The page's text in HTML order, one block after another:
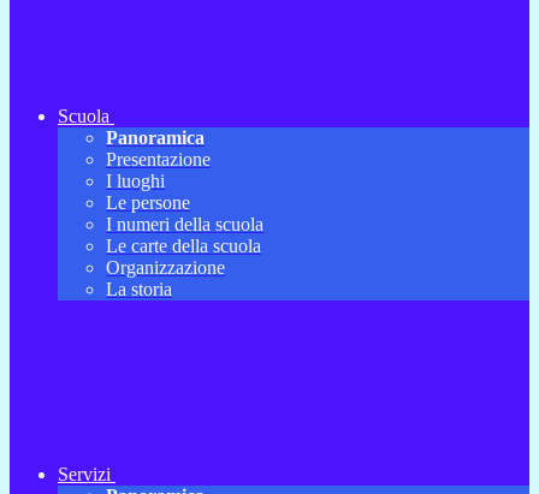
Scuola
Panoramica
Presentazione
I luoghi
Le persone
I numeri della scuola
Le carte della scuola
Organizzazione
La storia
Servizi